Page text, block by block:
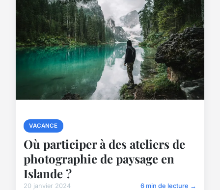
VACANCE
Où participer à des ateliers de
photographie de paysage en
Islande ?
20 janvier 2024 6 min de lecture →